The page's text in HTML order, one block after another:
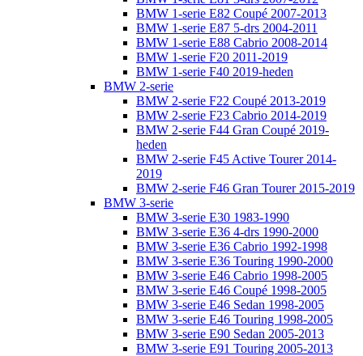
BMW 1-serie E82 Coupé 2007-2013
BMW 1-serie E87 5-drs 2004-2011
BMW 1-serie E88 Cabrio 2008-2014
BMW 1-serie F20 2011-2019
BMW 1-serie F40 2019-heden
BMW 2-serie
BMW 2-serie F22 Coupé 2013-2019
BMW 2-serie F23 Cabrio 2014-2019
BMW 2-serie F44 Gran Coupé 2019-
heden
BMW 2-serie F45 Active Tourer 2014-
2019
BMW 2-serie F46 Gran Tourer 2015-2019
BMW 3-serie
BMW 3-serie E30 1983-1990
BMW 3-serie E36 4-drs 1990-2000
BMW 3-serie E36 Cabrio 1992-1998
BMW 3-serie E36 Touring 1990-2000
BMW 3-serie E46 Cabrio 1998-2005
BMW 3-serie E46 Coupé 1998-2005
BMW 3-serie E46 Sedan 1998-2005
BMW 3-serie E46 Touring 1998-2005
BMW 3-serie E90 Sedan 2005-2013
BMW 3-serie E91 Touring 2005-2013